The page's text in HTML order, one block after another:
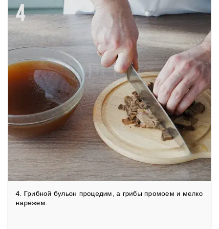
4
4. Грибной бульон процедим, а грибы промоем и мелко
нарежем.